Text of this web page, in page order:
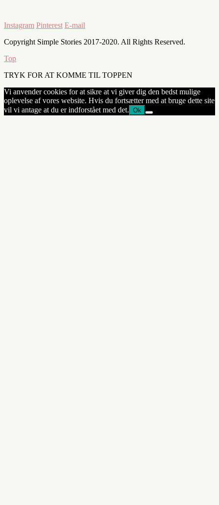
Instagram Pinterest E-mail
Copyright Simple Stories 2017-2020. All Rights Reserved.
Top
TRYK FOR AT KOMME TIL TOPPEN
Vi anvender cookies for at sikre at vi giver dig den bedst mulige
oplevelse af vores website. Hvis du fortsætter med at bruge dette site
vil vi antage at du er indforstået med det. Ok